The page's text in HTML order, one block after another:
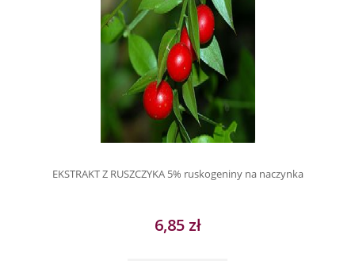
EKSTRAKT Z RUSZCZYKA 5% ruskogeniny na naczynka
6,85 zł